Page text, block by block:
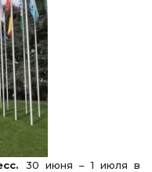
30 июня – 1 июля в